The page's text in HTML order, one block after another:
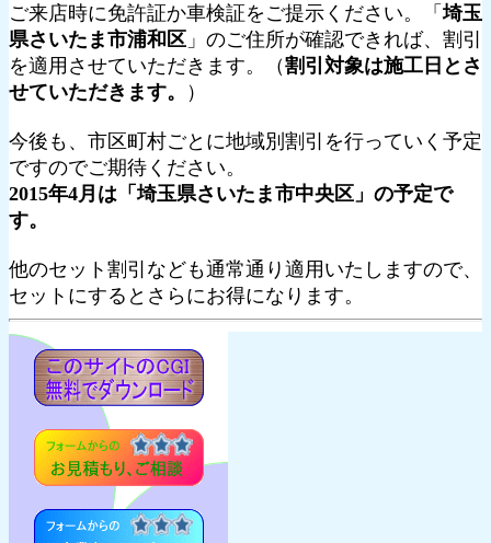
ご来店時に免許証か車検証をご提示ください。「埼玉
県さいたま市浦和区 」のご住所が確認できれば、割引
を適用させていただきます。（割引対象は施工日とさ
せていただきます。
）
今後も、市区町村ごとに地域別割引を行っていく予定
ですのでご期待ください。
2015年4月は「埼玉県さいたま市中央区」の予定で
す。
他のセット割引なども通常通り適用いたしますので、
セットにするとさらにお得になります。